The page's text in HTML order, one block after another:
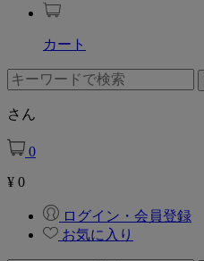
カート
さん
0
¥ 0
ログイン・会員登録
お気に入り